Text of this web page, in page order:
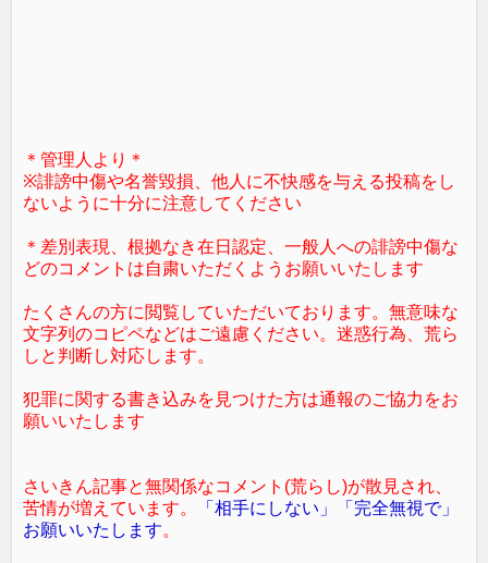
＊管理人より＊
※誹謗中傷や名誉毀損、他人に不快感を与える投稿をし
ないように十分に注意してください
＊差別表現、根拠なき在日認定、一般人への誹謗中傷な
どのコメントは自粛いただくようお願いいたします
たくさんの方に閲覧していただいております。無意味な
文字列のコピペなどはご遠慮ください。迷惑行為、荒ら
しと判断し対応します。
犯罪に関する書き込みを見つけた方は通報のご協力をお
願いいたします
さいきん記事と無関係なコメント(荒らし)が散見され、
苦情が増えています。
「相手にしない」「完全無視で」
お願いいたします。